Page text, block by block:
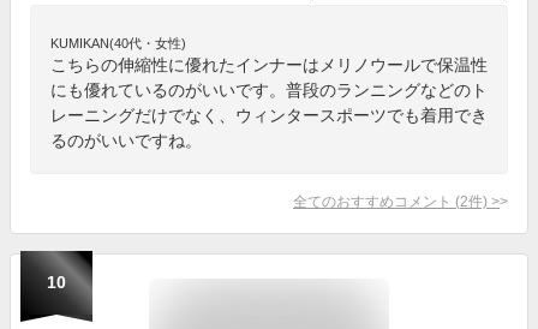
KUMIKAN(40代・女性)
こちらの伸縮性に優れたインナーはメリノウールで保温性
にも優れているのがいいです。普段のランニングなどのト
レーニングだけでなく、ウィンタースポーツでも着用でき
るのがいいですね。
全てのおすすめコメント (2件) >
10